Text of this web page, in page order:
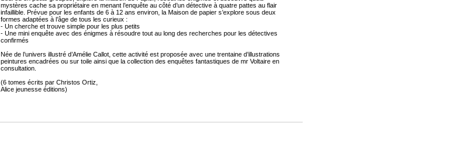
mystères cache sa propriétaire en menant l’enquête au côté d’un détective à quatre pattes au flair
infaillible. Prévue pour les enfants de 6 à 12 ans environ, la Maison de papier s’explore sous deux
formes adaptées à l’âge de tous les curieux :
- Un cherche et trouve simple pour les plus petits
- Une mini enquête avec des énigmes à résoudre tout au long des recherches pour les détectives
confirmés
Née de l’univers illustré d’Amélie Callot, cette activité est proposée avec une trentaine d’illustrations
peintures encadrées ou sur toile ainsi que la collection des enquêtes fantastiques de mr Voltaire en
consultation.
(6 tomes écrits par Christos Ortiz,
Alice jeunesse éditions)